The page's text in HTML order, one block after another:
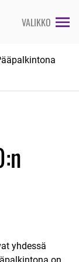
VALIKKO
yhdessä